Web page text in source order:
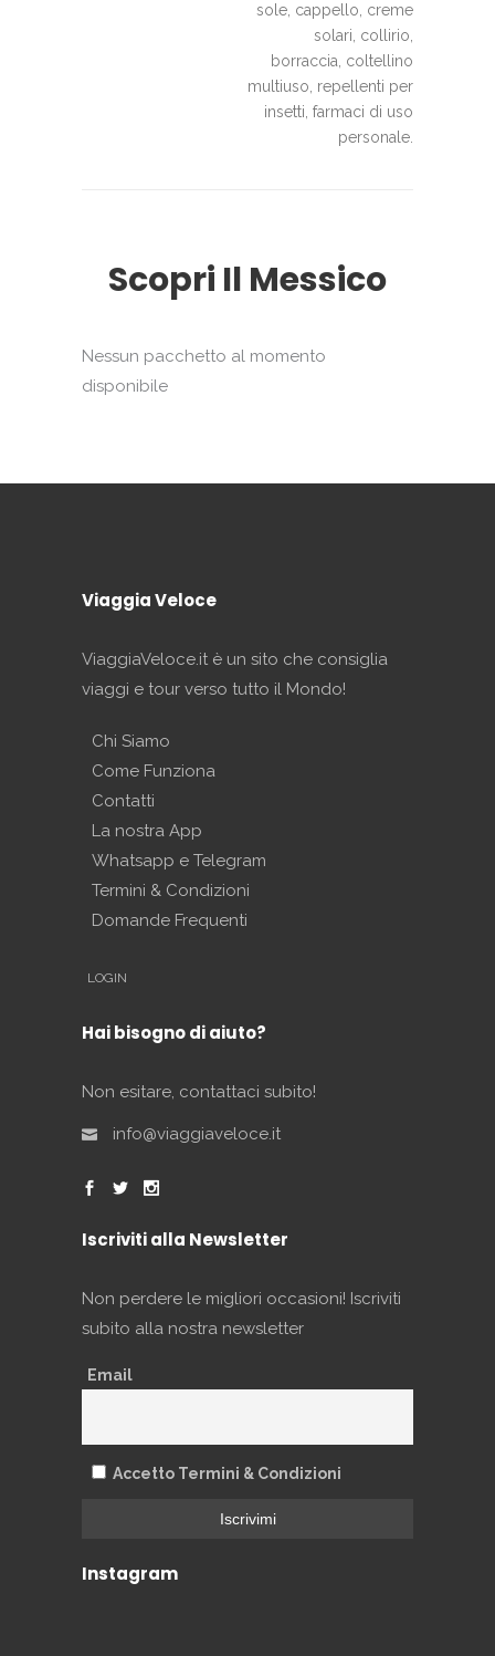
sole, cappello, creme
solari, collirio,
borraccia, coltellino
multiuso, repellenti per
insetti, farmaci di uso
personale.
Scopri Il Messico
Nessun pacchetto al momento
disponibile
Viaggia Veloce
ViaggiaVeloce.it è un sito che consiglia
viaggi e tour verso tutto il Mondo!
Chi Siamo
Come Funziona
Contatti
La nostra App
Whatsapp e Telegram
Termini & Condizioni
Domande Frequenti
LOGIN
Hai bisogno di aiuto?
Non esitare, contattaci subito!
info@viaggiaveloce.it
Iscriviti alla Newsletter
Non perdere le migliori occasioni! Iscriviti
subito alla nostra newsletter
Email
Accetto Termini & Condizioni
Instagram